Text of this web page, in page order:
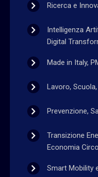
Ricerca e
Intelligenza
Digital
Made in Italy,
Lavoro,
Prevenzione,
Transizione
Economia
Smart Mobility